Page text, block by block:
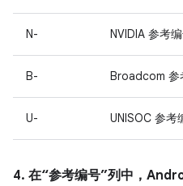
N- NVIDIA 参考
B- Broadcom 参
U- UNISOC 参考
4. 在“参考编号”列中，